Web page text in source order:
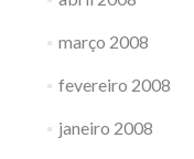
março 2008
fevereiro 2008
janeiro 2008